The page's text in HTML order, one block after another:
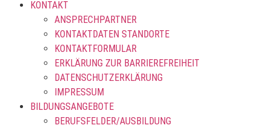
KONTAKT
ANSPRECHPARTNER
KONTAKTDATEN STANDORTE
KONTAKTFORMULAR
ERKLÄRUNG ZUR BARRIEREFREIHEIT
DATENSCHUTZERKLÄRUNG
IMPRESSUM
BILDUNGSANGEBOTE
BERUFSFELDER/AUSBILDUNG